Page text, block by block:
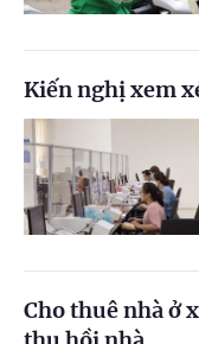
Kiến nghị xem
Cho thuê nhà ở